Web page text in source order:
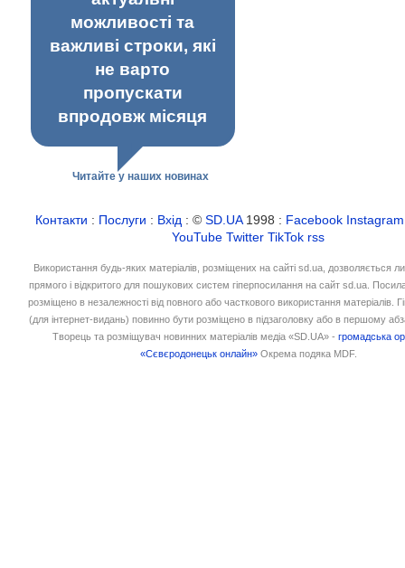
можливості та
важливі строки, які
не варто
пропускати
впродовж місяця
Читайте у наших новинах
Контакти : Послуги : Вхід : ©SD.UA1998 : Facebook Instagram
YouTube Twitter TikTok rss
Використання будь-яких матеріалів, розміщених на сайті sd.ua, дозволяється
прямого і відкритого для пошукових систем гіперпосилання на сайт sd.ua.
розміщено в незалежності від повного або часткового використання матеріалів.
(для інтернет-видань) повинно бути розміщено в підзаголовку або в першому
Творець та розміщувач новинних матеріалів медіа «SD.UA» -громадська
«Сєвєродонецьк онлайн» Окрема подяка MDF.